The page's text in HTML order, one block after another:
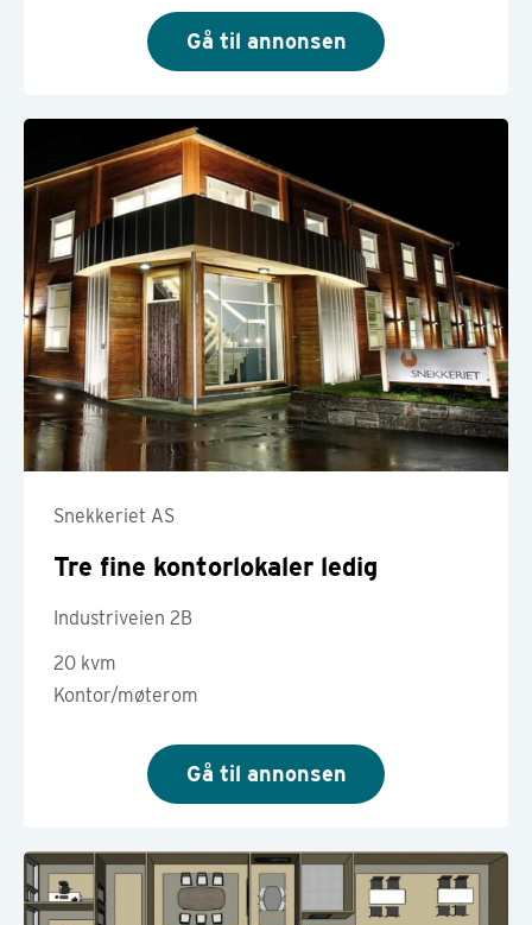
Gå til annonsen
Snekkeriet AS
Tre fine kontorlokaler ledig
Industriveien 2B
20 kvm
Kontor/møterom
Gå til annonsen